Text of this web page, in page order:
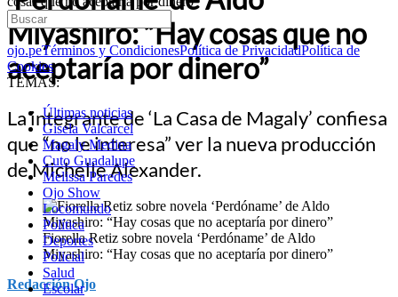
ojo.peTérminos y CondicionesPolítica de PrivacidadPolítica de
Cookies
TEMAS:
Últimas noticias
Gisela Valcarcel
Magaly Medina
Cuto Guadalupe
Melissa Paredes
Ojo Show
Locomundo
Política
Deportes
Policial
Salud
Escolar
Miyashiro: “Hay cosas que no
aceptaría por dinero”
La integrante de ‘La Casa de Magaly’ confiesa
que “no le interesa” ver la nueva producción
de Michelle Alexander.
Fiorella Retiz sobre novela ‘Perdóname’ de Aldo
Miyashiro: “Hay cosas que no aceptaría por dinero”
Redacción Ojo